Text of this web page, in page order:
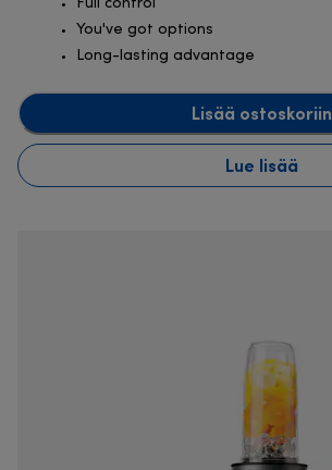
Full control
You've got options
Long-lasting advantage
Lisää ostoskoriin
Lue lisää